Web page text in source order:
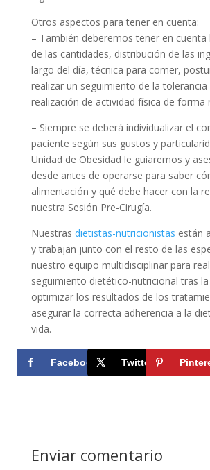
Otros aspectos para tener en cuenta:
– También deberemos tener en cuenta
de las cantidades, distribución de las
largo del día, técnica para comer,
realizar un seguimiento de la
realización de actividad física de forma
– Siempre se deberá individualizar el
paciente según sus gustos y
Unidad de Obesidad le guiaremos y
desde antes de operarse para saber
alimentación y qué debe hacer con la
nuestra Sesión Pre-Cirugía.
Nuestras dietistas-nutricionistas están
y trabajan junto con el resto de las
nuestro equipo multidisciplinar para
seguimiento dietético-nutricional tras la
optimizar los resultados de los
asegurar la correcta adherencia a la
vida.
Facebook Twitter
Enviar comentario